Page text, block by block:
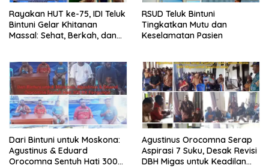
Rayakan HUT ke-75, IDI Teluk
Bintuni Gelar Khitanan
Massal: Sehat, Berkah, dan
RSUD Teluk Bintuni
Tingkatkan Mutu dan
Keselamatan Pasien
Dari Bintuni untuk Moskona:
Agustinus & Eduard
Orocomna Sentuh Hati 300
Agustinus Orocomna Serap
Aspirasi 7 Suku, Desak Revisi
DBH Migas untuk Keadilan